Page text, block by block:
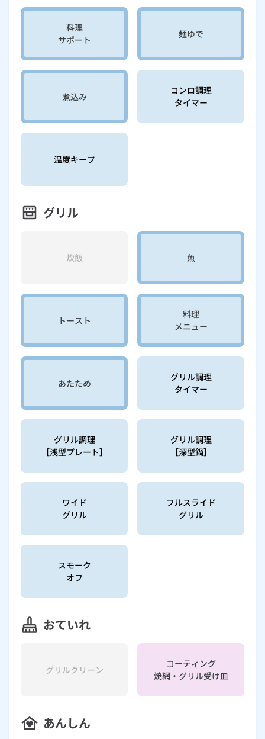
料理
サポート
麺ゆで
煮込み
コンロ調理
タイマー
温度キープ
グリル
炊飯 魚
トースト
料理
メニュー
あたため
グリル調理
タイマー
グリル調理
［浅型プレート］
グリル調理
［深型鍋］
ワイド
グリル
フルスライド
グリル
スモーク
オフ
おていれ
グリルクリーン
コーティング
焼網・グリル受け皿
あんしん